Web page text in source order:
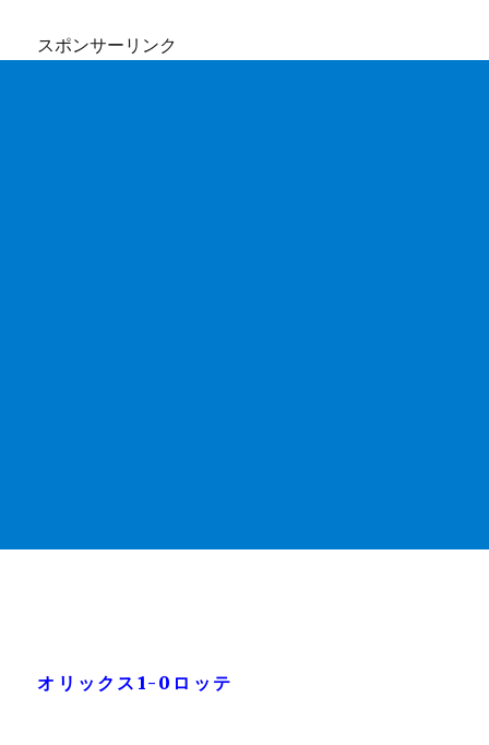
スポンサーリンク
オリックス1-0ロッテ